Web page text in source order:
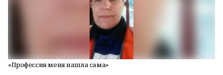
«Профессия меня нашла сама»